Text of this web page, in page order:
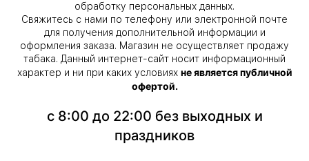
обработку персональных данных.
Свяжитесь с нами по телефону или электронной почте
для получения дополнительной информации и
оформления заказа. Магазин не осуществляет продажу
табака. Данный интернет-сайт носит информационный
характер и ни при каких условиях не является публичной
офертой.
с 8:00 до 22:00 без выходных и
праздников